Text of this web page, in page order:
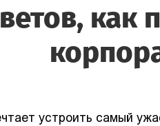
как
устроить самый